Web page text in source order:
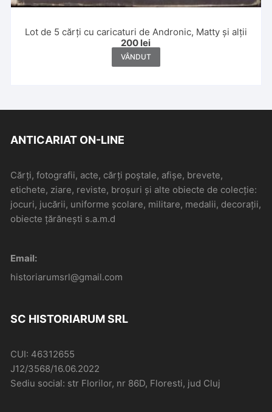
Lot de 5 cărți cu caricaturi de Andronic, Matty și alții
200 lei
VÂNDUT
ANTICARIAT ON-LINE
Cărți, fotografii, acte, cărți poștale, afișe, brevete,
etichete, ziare, reviste, broșuri și alte obiecte de colecție:
jocuri, jucării, uniforme școlare, militare, medalii, decorații,
obiecte țărănești s.a.m.d
Email:
historiarumsrl@gmail.com
SC HISTORIARUM SRL
CUI: 46312655
J12/3568/16.06.2022
Sediu social: str Florilor, nr 86D, Floresti, jud Cluj